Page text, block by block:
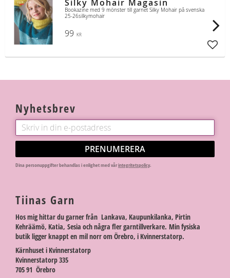
Silky Mohair Magasin
Bookazine med 9 mönster till garnet Silky Mohair på svenska
25-26silkymohair
99 KR
Nyhetsbrev
PRENUMERERA
Dina personuppgifter behandlas i enlighet med vårintegritetspolicy.
Tiinas Garn
Hos mig hittar du garner från Lankava, Kaupunkilanka, Pirtin
Kehräämö, Katia, Sesia och några fler garntillverkare. Min fysiska
butik ligger knappt en mil norr om Örebro, i Kvinnerstatorp.
Kärnhuset i Kvinnerstatorp
Kvinnerstatorp 335
705 91 Örebro